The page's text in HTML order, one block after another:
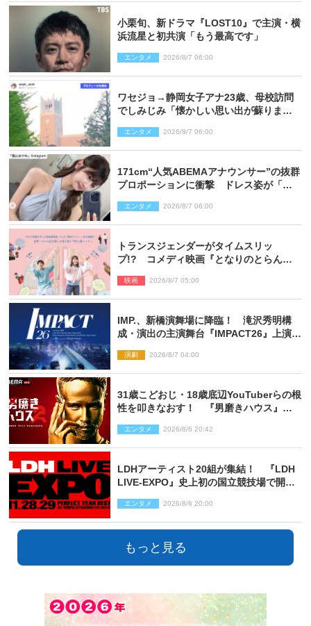
小栗旬、新ドラマ『LOST10』で主演・横
浜流星と初共演「もう最高です」
エンタメ 2026/8/7 06:00
ワセジョ→静岡女子アナ23歳、母校訪問
でしみじみ「懐かしい思い出が蘇りまし
エンタメ 2026/8/7 06:00
171cm“人気ABEMAアナウンサー”の抜群
プロポーションに衝撃 ドレス姿が「美
エンタメ 2026/8/7 06:00
トランスジェンダーがタイムスリッ
プ!? コメディ映画『となりのとらんす
映画 2026/8/7 05:00
IMP.、新橋演舞場に降臨！ 滝沢秀明構
成・演出の主演舞台『IMPACT26』上演決
演劇 2026/8/7 04:00
31歳こどおじ・18歳底辺YouTuberらの根
性を叩きなおす！ 『男磨きハウス』第2
エンタメ 2026/8/6 20:42
LDHアーティスト20組が集結！ 『LDH
LIVE‐EXPO』史上初の国立競技場で開催
エンタメ 2026/8/6 20:00
もっと見る